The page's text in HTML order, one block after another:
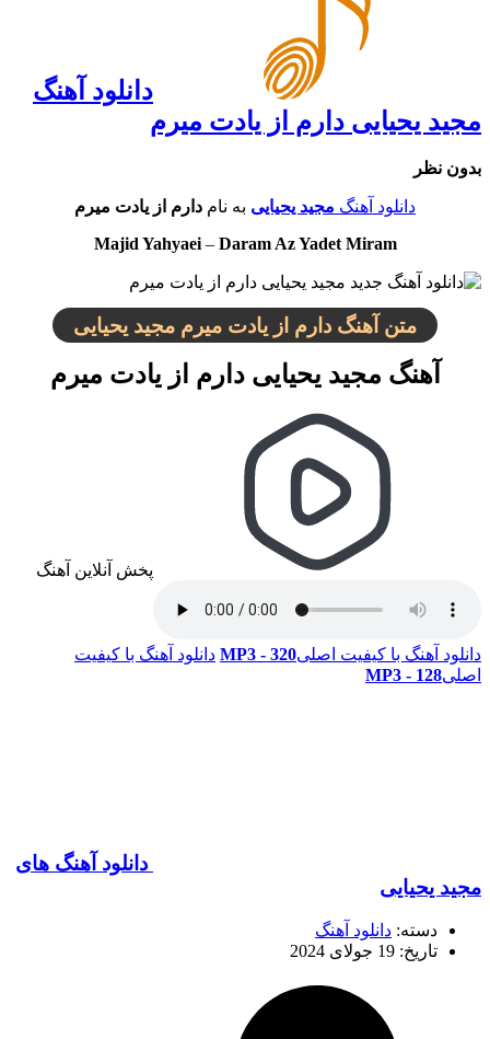
دانلود آهنگ
مجید یحیایی دارم از یادت میرم
بدون نظر
دانلود آهنگ مجید یحیایی به نام دارم از یادت میرم
Majid Yahyaei– Daram Az Yadet Miram
متن آهنگ دارم از یادت میرم مجید یحیایی
آهنگ مجید یحیایی دارم از یادت میرم
پخش آنلاین آهنگ
دانلود آهنگ با کیفیت اصلی320 - MP3
دانلود آهنگ با کیفیت
اصلی128 - MP3
دانلود آهنگ های
مجید یحیایی
دسته: دانلود آهنگ
تاریخ: 19 جولای 2024